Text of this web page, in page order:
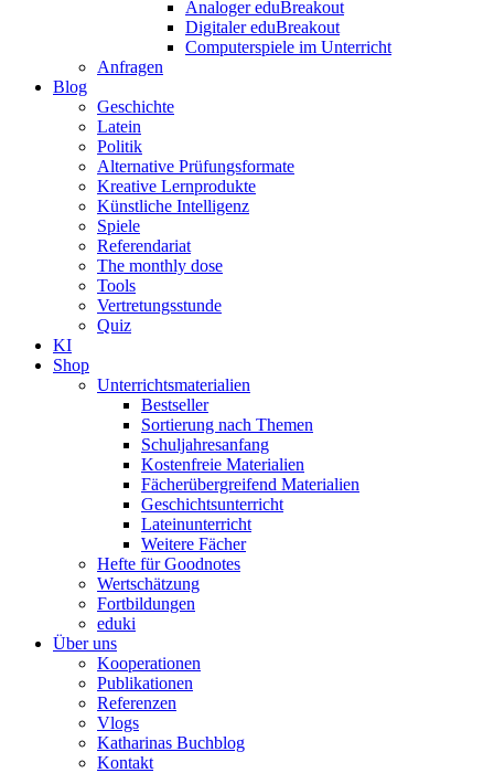
Analoger eduBreakout
Digitaler eduBreakout
Computerspiele im Unterricht
Anfragen
Blog
Geschichte
Latein
Politik
Alternative Prüfungsformate
Kreative Lernprodukte
Künstliche Intelligenz
Spiele
Referendariat
The monthly dose
Tools
Vertretungsstunde
Quiz
KI
Shop
Unterrichtsmaterialien
Bestseller
Sortierung nach Themen
Schuljahresanfang
Kostenfreie Materialien
Fächerübergreifend Materialien
Geschichtsunterricht
Lateinunterricht
Weitere Fächer
Hefte für Goodnotes
Wertschätzung
Fortbildungen
eduki
Über uns
Kooperationen
Publikationen
Referenzen
Vlogs
Katharinas Buchblog
Kontakt